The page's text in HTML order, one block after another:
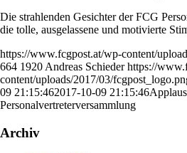
Die strahlenden Gesichter der FCG
die tolle, ausgelassene und motivierte
https://www.fcgpost.at/wp-content/
664 1920 Andreas Schieder https://
content/uploads/2017/03/
09 21:15:462017-10-09 21:15:46
Personalvertreterversammlung
Archiv